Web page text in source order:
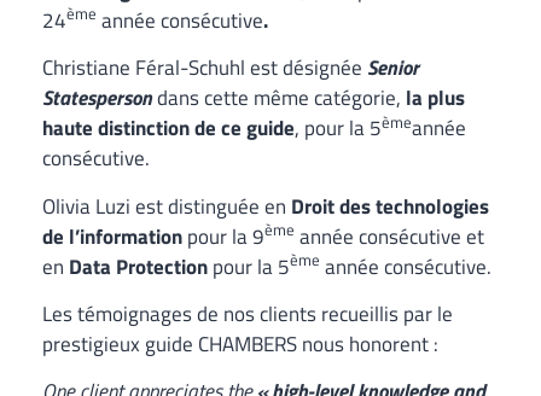
24ème année consécutive.
Christiane Féral-Schuhl est désignée Senior
Statespersondans cette même catégorie, la plus
haute distinction de ce guide, pour la 5èmeannée
consécutive.
Olivia Luzi est distinguée en Droit des technologies
de l’informationpour la 9ème année consécutive et
en Data Protectionpour la 5ème année consécutive.
Les témoignages de nos clients recueillis par le
prestigieux guide CHAMBERS nous honorent :